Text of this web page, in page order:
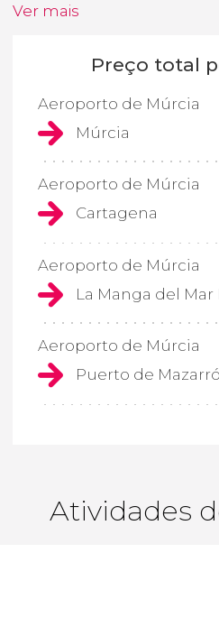
Ver mais
Preço total
Aeroporto de Múrcia
Múrcia
Aeroporto de Múrcia
Cartagena
Aeroporto de Múrcia
La Manga del
Aeroporto de Múrcia
Puerto de
Atividades